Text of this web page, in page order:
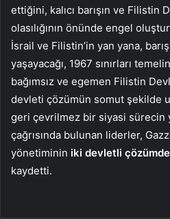
ettiğini, kalıcı barışın ve Filistin
olasılığının önünde engel
İsrail ve Filistin’in yan yana,
yaşayacağı, 1967 sınırları
bağımsız ve egemen Filistin
devleti çözümün somut şekilde
geri çevrilmez bir siyasi sürecin
çağrısında bulunan liderler,
yönetiminin iki devletli
kaydetti.